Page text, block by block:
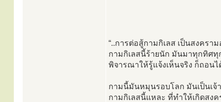
“..การต่อสู้กามกิเลส เป็นสงครา
กามกิเลสนี้ร้ายนัก มันมาทุกทิศทุ
พิจารณาให้รู้แจ้งเห็นจริง ก็ถอนไ
กามนี้มันหมุนรอบโลก มันเป็นเจ้
กามกิเลสนี้แหละ ที่ทำให้เกิดสง